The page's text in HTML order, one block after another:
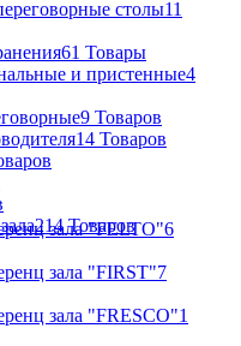
столы11
61 Товары
и пристенные4
9 Товаров
14 Товаров
214 Товаров
зала "FELTO"6
зала "FIRST"7
зала "FRESCO"1